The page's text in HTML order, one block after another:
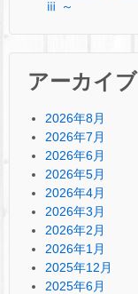
ⅲ ～
アーカイブ
2026年8月
2026年7月
2026年6月
2026年5月
2026年4月
2026年3月
2026年2月
2026年1月
2025年12月
2025年6月